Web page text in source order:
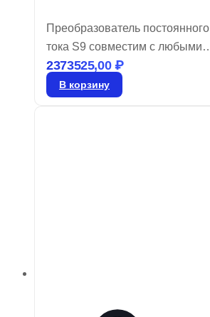
Преобразователь постоянного
тока S9 совместим с любыми
устройствами CPAP, а также с
двухуровневыми моделями на
2373525,00₽
В корзину